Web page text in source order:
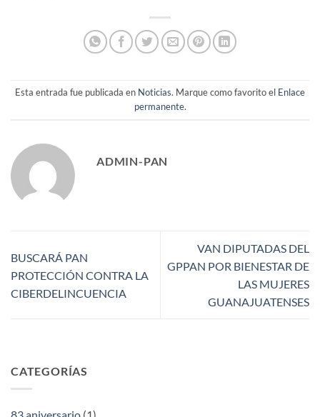
Esta entrada fue publicada en Noticias. Marque como favorito el Enlace
permanente.
ADMIN-PAN
BUSCARÁ PAN
PROTECCIÓN CONTRA LA
CIBERDELINCUENCIA
VAN DIPUTADAS DEL
GPPAN POR BIENESTAR DE
LAS MUJERES
GUANAJUATENSES
CATEGORÍAS